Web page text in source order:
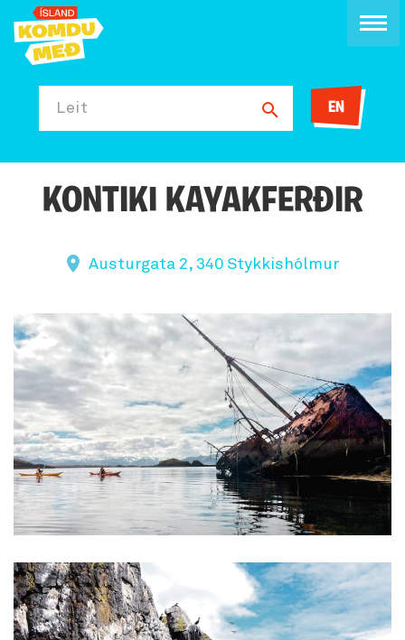
Leit EN
KONTIKI KAYAKFERÐIR
Austurgata 2, 340 Stykkishólmur